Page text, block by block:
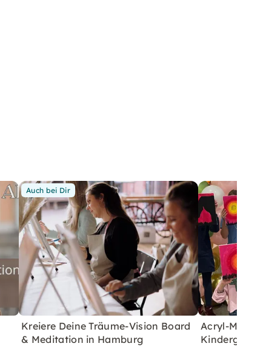
Auch bei Dir
Kreiere Deine Träume-Vision Board
& Meditation in Hamburg
Acryl-